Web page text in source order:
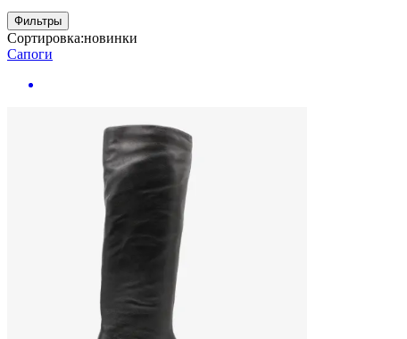
Фильтры
Сортировка:новинки
Сапоги